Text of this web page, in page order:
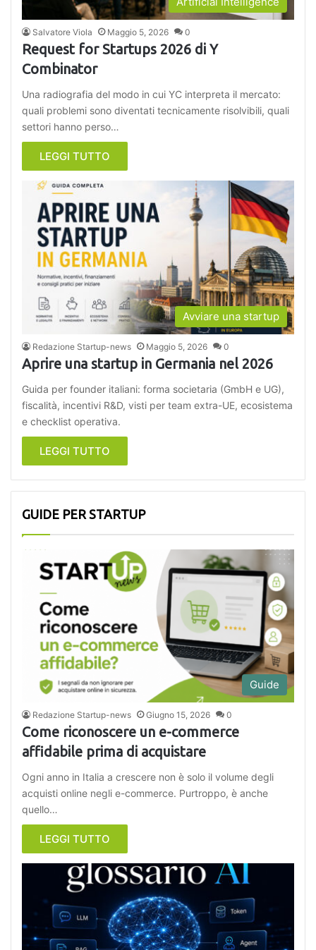
Salvatore Viola Maggio 5, 2026 0
Request for Startups 2026 di Y
Combinator
Una radiografia del modo in cui YC interpreta il mercato:
quali problemi sono diventati tecnicamente risolvibili, quali
settori hanno perso…
LEGGI TUTTO
Avviare una startup
Redazione Startup-news Maggio 5, 2026 0
Aprire una startup in Germania nel 2026
Guida per founder italiani: forma societaria (GmbH e UG),
fiscalità, incentivi R&D, visti per team extra-UE, ecosistema
e checklist operativa.
LEGGI TUTTO
GUIDE PER STARTUP
Guide
Redazione Startup-news Giugno 15, 2026 0
Come riconoscere un e-commerce
affidabile prima di acquistare
Ogni anno in Italia a crescere non è solo il volume degli
acquisti online negli e-commerce. Purtroppo, è anche
quello…
LEGGI TUTTO